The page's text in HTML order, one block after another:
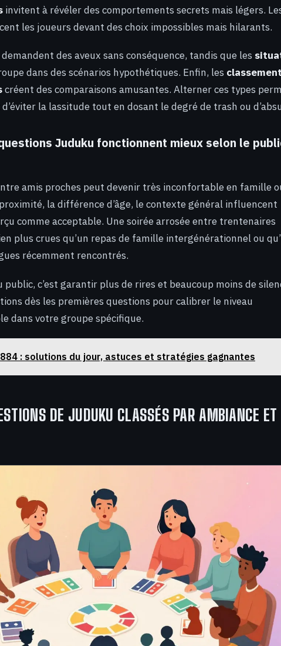
invitent à révéler des comportements secrets mais légers.
les joueurs devant des choix impossibles mais hilarants.
demandent des aveux sans conséquence, tandis que les
dans des scénarios hypothétiques. Enfin, les
créent des comparaisons amusantes. Alterner ces types
la lassitude tout en dosant le degré de trash ou
Juduku fonctionnent mieux selon le
amis proches peut devenir très inconfortable en famille
la différence d’âge, le contexte général influencent
comme acceptable. Une soirée arrosée entre trentenaires
plus crues qu’un repas de famille intergénérationnel ou
récemment rencontrés.
c’est garantir plus de rires et beaucoup moins de
dès les premières questions pour calibrer le niveau
dans votre groupe spécifique.
: solutions du jour, astuces et stratégies gagnantes
DE JUDUKU CLASSÉS PAR AMBIANCE ET